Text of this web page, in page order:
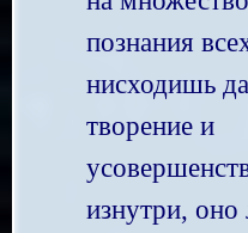
познания
нисходишь
творение и
изнутри, оно